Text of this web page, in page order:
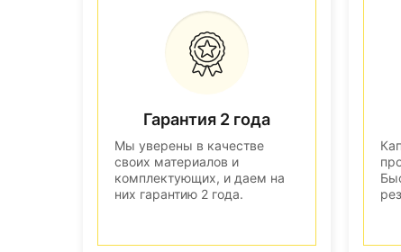
Гарантия 2 года
Мы уверены в качестве
своих материалов и
комплектующих, и даем на
них гарантию 2 года.